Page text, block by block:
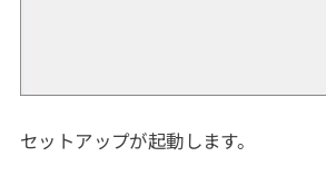
セットアップが起動します。